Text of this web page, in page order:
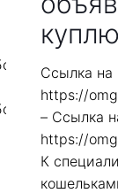
Ссылка на
https://
– Ссылка
https://
К